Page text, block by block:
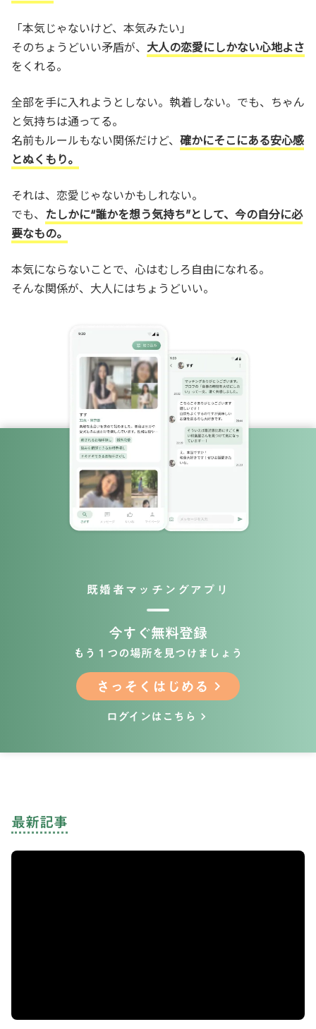
「本気じゃないけど、本気みたい」
そのちょうどいい矛盾が、 大人の恋愛にしかない心地よさ
をくれる。
全部を手に入れようとしない。執着しない。でも、ちゃん
と気持ちは通ってる。
名前もルールもない関係だけど、 確かにそこにある安心感
とぬくもり。
それは、恋愛じゃないかもしれない。
でも、 たしかに“誰かを想う気持ち”として、今の自分に必
要なもの。
本気にならないことで、心はむしろ自由になれる。
そんな関係が、大人にはちょうどいい。
既婚者マッチングアプリ
今すぐ無料登録
もう１つの場所を見つけましょう
さっそくはじめる keyboard_arrow_right
ログインはこちら keyboard_arrow_right
最新記事